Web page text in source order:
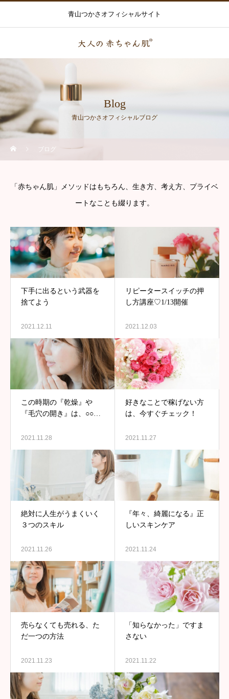
青山つかさオフィシャルサイト
Blog
青山つかさオフィシャルブログ
ブログ
「赤ちゃん肌」メソッドはもちろん、生き方、考え方、プライベ
ートなことも綴ります。
下手に出るという武器を
捨てよう
2021.12.11
リピータースイッチの押
し方講座♡1/13開催
2021.12.03
この時期の『乾燥』や
『毛穴の開き』は、○○に
2021.11.28
好きなことで稼げない方
は、今すぐチェック！
2021.11.27
絶対に人生がうまくいく
３つのスキル
2021.11.26
『年々、綺麗になる』正
しいスキンケア
2021.11.24
売らなくても売れる、た
だ一つの方法
2021.11.23
「知らなかった」ですま
さない
2021.11.22